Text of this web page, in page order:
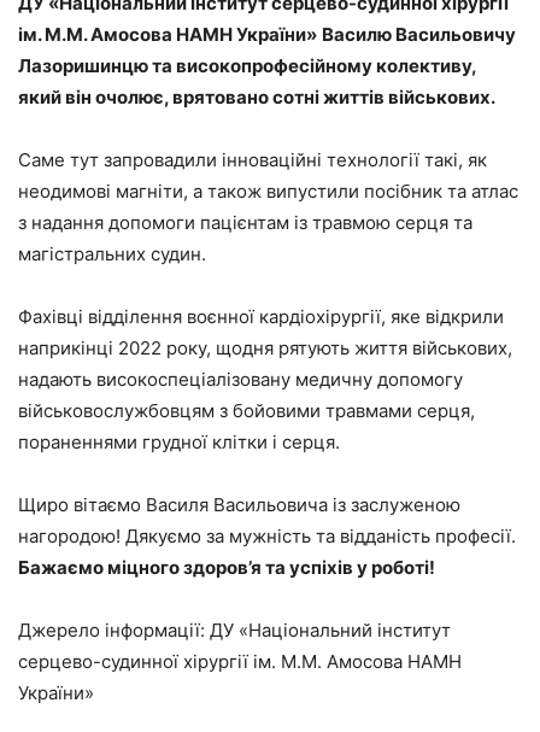
ім. М.М. Амосова НАМН України» Василю Васильовичу
Лазоришинцю та високопрофесійному колективу,
який він очолює, врятовано сотні життів військових.
Саме тут запровадили інноваційні технології такі, як
неодимові магніти, а також випустили посібник та атлас
з надання допомоги пацієнтам із травмою серця та
магістральних судин.
Фахівці відділення воєнної кардіохірургії, яке відкрили
наприкінці 2022 року, щодня рятують життя військових,
надають високоспеціалізовану медичну допомогу
військовослужбовцям з бойовими травмами серця,
пораненнями грудної клітки і серця.
Щиро вітаємо Василя Васильовича із заслуженою
нагородою! Дякуємо за мужність та відданість професії.
Бажаємо міцного здоров’я та успіхів у роботі!
Джерело інформації: ДУ «Національний інститут
серцево-судинної хірургії ім. М.М. Амосова НАМН
України»